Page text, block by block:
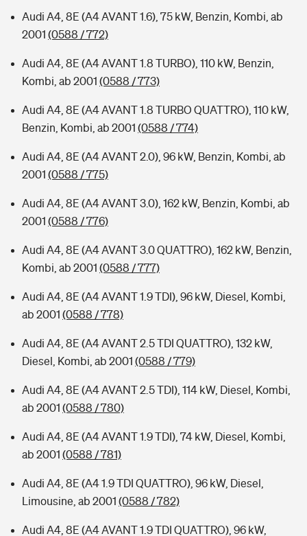
Audi A4, 8E (A4 AVANT 1.6), 75 kW, Benzin, Kombi, ab
2001 (0588 / 772)
Audi A4, 8E (A4 AVANT 1.8 TURBO), 110 kW, Benzin,
Kombi, ab 2001 (0588 / 773)
Audi A4, 8E (A4 AVANT 1.8 TURBO QUATTRO), 110 kW,
Benzin, Kombi, ab 2001 (0588 / 774)
Audi A4, 8E (A4 AVANT 2.0), 96 kW, Benzin, Kombi, ab
2001 (0588 / 775)
Audi A4, 8E (A4 AVANT 3.0), 162 kW, Benzin, Kombi, ab
2001 (0588 / 776)
Audi A4, 8E (A4 AVANT 3.0 QUATTRO), 162 kW, Benzin,
Kombi, ab 2001 (0588 / 777)
Audi A4, 8E (A4 AVANT 1.9 TDI), 96 kW, Diesel, Kombi,
ab 2001 (0588 / 778)
Audi A4, 8E (A4 AVANT 2.5 TDI QUATTRO), 132 kW,
Diesel, Kombi, ab 2001 (0588 / 779)
Audi A4, 8E (A4 AVANT 2.5 TDI), 114 kW, Diesel, Kombi,
ab 2001 (0588 / 780)
Audi A4, 8E (A4 AVANT 1.9 TDI), 74 kW, Diesel, Kombi,
ab 2001 (0588 / 781)
Audi A4, 8E (A4 1.9 TDI QUATTRO), 96 kW, Diesel,
Limousine, ab 2001 (0588 / 782)
Audi A4, 8E (A4 AVANT 1.9 TDI QUATTRO), 96 kW,